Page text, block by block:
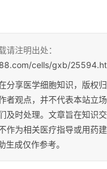
请注明出处：
cells/gxb/
分享医学细胞知识，版权
者观点，并不代表本站立
及时处理。文章旨在知识
作为相关医疗指导或用药
生成仅作参考。